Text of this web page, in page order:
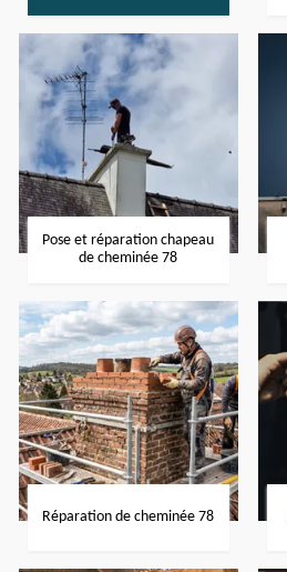
Pose et réparation chapeau
de cheminée 78
Réparation de cheminée 78